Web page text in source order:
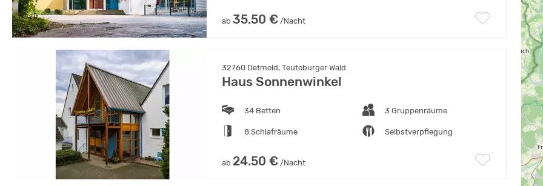
ab 35.50 € /Nacht
32760 Detmold, Teutoburger Wald
Haus Sonnenwinkel
34 Betten 3 Gruppenräume
8 Schlafräume Selbstverpflegung
ab 24.50 € /Nacht